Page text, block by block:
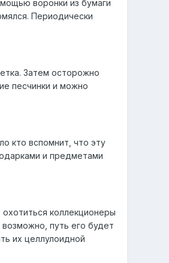
воронки из бумаги
Периодически
Затем осторожно
песчинки и можно
кто вспомнит, что эту
и предметами
коллекционеры
путь его будет
их целлулоидной